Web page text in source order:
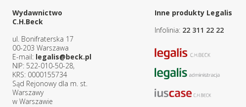
Wydawnictwo
C.H.Beck
ul. Bonifraterska 17
00-203 Warszawa
E-mail: legalis@beck.pl
NIP: 522-010-50-28,
KRS: 0000155734
Sąd Rejonowy dla m. st.
Warszawy
w Warszawie
Inne produkty Legalis
Infolinia: 22 311 22 22